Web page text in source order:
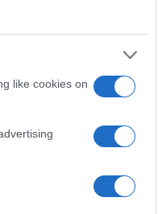
like cookies on
σχέση εμπιστοσύνης
ο οποίος,
έγινε
ότι τα
των οποίων τα